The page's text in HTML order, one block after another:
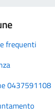
frequenti
0437591108